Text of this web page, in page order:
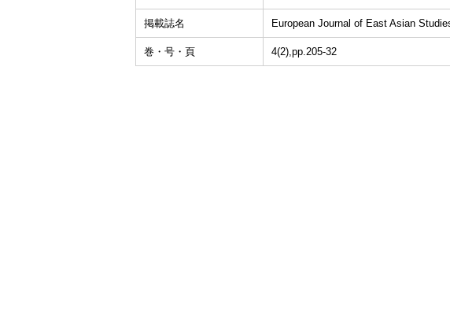
掲載誌名 European Journal of East Asian
巻・号・頁 4(2),pp.205-32